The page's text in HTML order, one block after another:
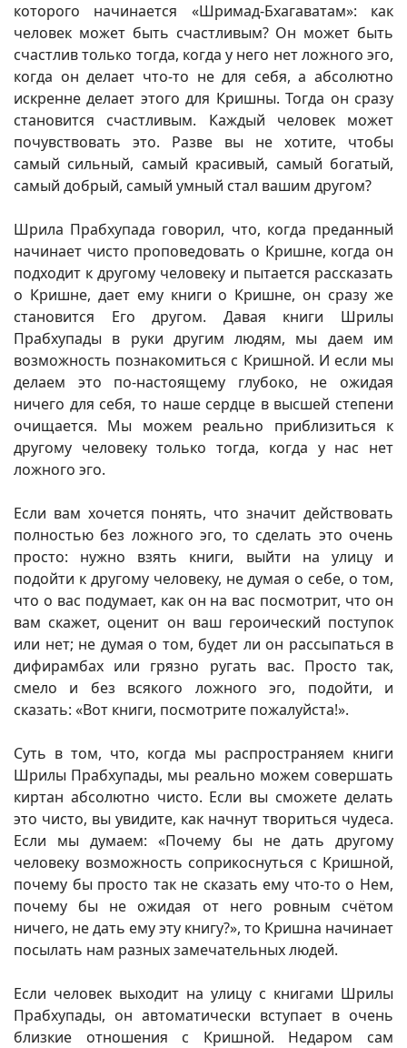
которого начинается «Шримад-Бхагаватам»: как
человек может быть счастливым? Он может быть
счастлив только тогда, когда у него нет ложного эго,
когда он делает что-то не для себя, а абсолютно
искренне делает этого для Кришны. Тогда он сразу
становится счастливым. Каждый человек может
почувствовать это. Разве вы не хотите, чтобы
самый сильный, самый красивый, самый богатый,
самый добрый, самый умный стал вашим другом?
Шрила Прабхупада говорил, что, когда преданный
начинает чисто проповедовать о Кришне, когда он
подходит к другому человеку и пытается рассказать
о Кришне, дает ему книги о Кришне, он сразу же
становится Его другом. Давая книги Шрилы
Прабхупады в руки другим людям, мы даем им
возможность познакомиться с Кришной. И если мы
делаем это по-настоящему глубоко, не ожидая
ничего для себя, то наше сердце в высшей степени
очищается. Мы можем реально приблизиться к
другому человеку только тогда, когда у нас нет
ложного эго.
Если вам хочется понять, что значит действовать
полностью без ложного эго, то сделать это очень
просто: нужно взять книги, выйти на улицу и
подойти к другому человеку, не думая о себе, о том,
что о вас подумает, как он на вас посмотрит, что он
вам скажет, оценит он ваш героический поступок
или нет; не думая о том, будет ли он рассыпаться в
дифирамбах или грязно ругать вас. Просто так,
смело и без всякого ложного эго, подойти, и
сказать: «Вот книги, посмотрите пожалуйста!».
Суть в том, что, когда мы распространяем книги
Шрилы Прабхупады, мы реально можем совершать
киртан абсолютно чисто. Если вы сможете делать
это чисто, вы увидите, как начнут твориться чудеса.
Если мы думаем: «Почему бы не дать другому
человеку возможность соприкоснуться с Кришной,
почему бы просто так не сказать ему что-то о Нем,
почему бы не ожидая от него ровным счётом
ничего, не дать ему эту книгу?», то Кришна начинает
посылать нам разных замечательных людей.
Если человек выходит на улицу с книгами Шрилы
Прабхупады, он автоматически вступает в очень
близкие отношения с Кришной. Недаром сам